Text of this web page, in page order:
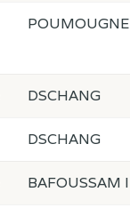
POUMOUGNE
DSCHANG
DSCHANG
BAFOUSSAM I